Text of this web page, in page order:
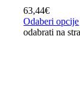
63,44€
Odaberi opcije
odabrati na